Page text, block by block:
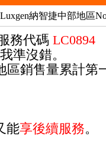
Luxgen納智捷中部地區
務代碼 LC0894
準沒錯。
銷售量累計第
能享後續服務。